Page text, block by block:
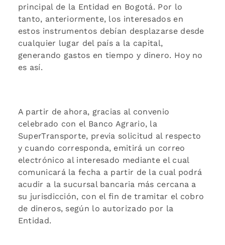
principal de la Entidad en Bogotá. Por lo
tanto, anteriormente, los interesados en
estos instrumentos debían desplazarse desde
cualquier lugar del país a la capital,
generando gastos en tiempo y dinero. Hoy no
es así.
A partir de ahora, gracias al convenio
celebrado con el Banco Agrario, la
SuperTransporte, previa solicitud al respecto
y cuando corresponda, emitirá un correo
electrónico al interesado mediante el cual
comunicará la fecha a partir de la cual podrá
acudir a la sucursal bancaria más cercana a
su jurisdicción, con el fin de tramitar el cobro
de dineros, según lo autorizado por la
Entidad.